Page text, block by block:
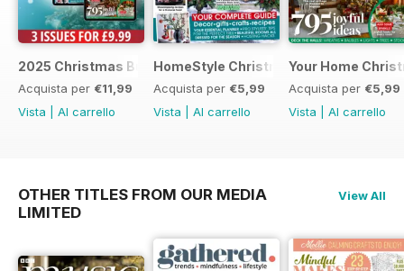
2025 Christmas Bundle
Acquista per €11,99
Vista
Al carrello
HomeStyle Christmas Special 2025
Acquista per €5,99
Vista
Al carrello
Your Home
Acquista per €5,99
Vista
Al carrello
OTHER TITLES FROM OUR MEDIA
LIMITED
View All